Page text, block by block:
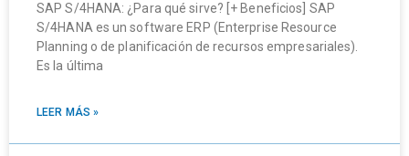
SAP S/4HANA: ¿Para qué sirve? [+ Beneficios] SAP
S/4HANA es un software ERP (Enterprise Resource
Planning o de planificación de recursos empresariales).
Es la última
LEER MÁS »